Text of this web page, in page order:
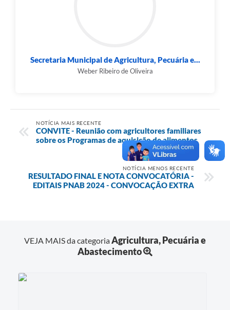
Secretaria Municipal de Agricultura, Pecuária e...
Weber Ribeiro de Oliveira
NOTÍCIA MAIS RECENTE
CONVITE - Reunião com agricultores familiares
sobre os Programas de aquisição de alimentos
NOTÍCIA MENOS RECENTE
RESULTADO FINAL E NOTA CONVOCATÓRIA -
EDITAIS PNAB 2024 - CONVOCAÇÃO EXTRA
VEJA MAIS da categoriaAgricultura, Pecuária e
Abastecimento